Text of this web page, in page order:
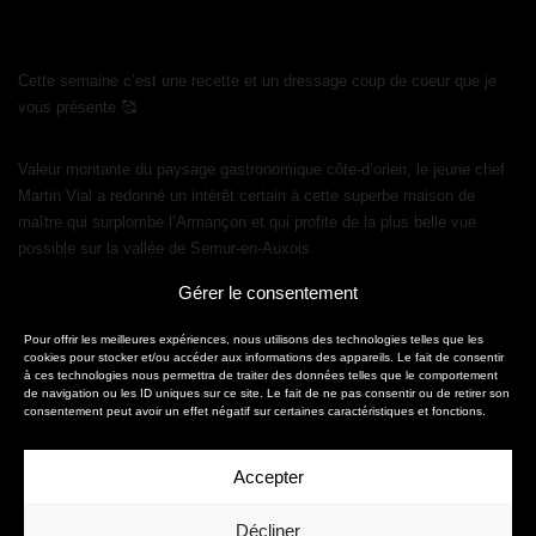
Gérer le consentement
Pour offrir les meilleures expériences, nous utilisons des technologies telles que les
cookies pour stocker et/ou accéder aux informations des appareils. Le fait de consentir
à ces technologies nous permettra de traiter des données telles que le comportement
de navigation ou les ID uniques sur ce site. Le fait de ne pas consentir ou de retirer son
consentement peut avoir un effet négatif sur certaines caractéristiques et fonctions.
Accepter
Décliner
Cette semaine c’est une recette et un dressage coup de coeur que je
vous présente 🥰
Valeur montante du paysage gastronomique côte-d’orien, le jeune chef
Martin Vial a redonné un intérêt certain à cette superbe maison de
maître qui surplombe l’Armançon et qui profite de la plus belle vue
possible sur la vallée de Semur-en-Auxois.